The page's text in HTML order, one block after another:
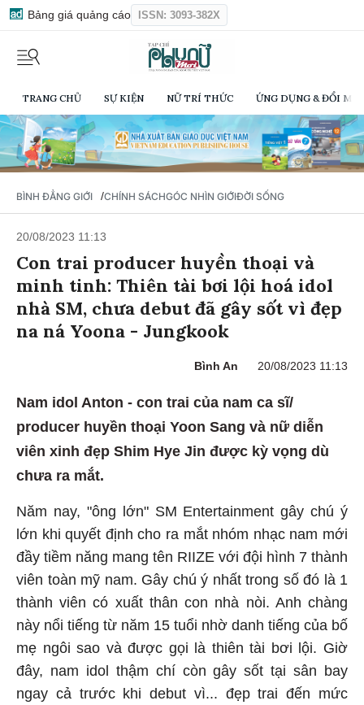
Bảng giá quảng cáo ISSN: 3093-382X
TRANG CHỦ SỰ KIỆN NỮ TRÍ THỨC ỨNG DỤNG & ĐỔI
BÌNH ĐẲNG GIỚI /CHÍNH SÁCHGÓC NHÌN GIỚIĐỜI SỐNG
20/08/2023 11:13
Con trai producer huyền thoại và
minh tinh: Thiên tài bơi lội hoá idol
nhà SM, chưa debut đã gây sốt vì đẹp
na ná Yoona - Jungkook
Bình An 20/08/2023 11:13
Nam idol Anton - con trai của nam ca sĩ/
producer huyền thoại Yoon Sang và nữ diễn
viên xinh đẹp Shim Hye Jin được kỳ vọng dù
chưa ra mắt.
Năm nay, "ông lớn" SM Entertainment gây chú ý
lớn khi quyết định cho ra mắt nhóm nhạc nam mới
đầy tiềm năng mang tên RIIZE với đội hình 7 thành
viên toàn mỹ nam. Gây chú ý nhất trong số đó là 1
thành viên có xuất thân con nhà nòi. Anh chàng
này nổi tiếng từ năm 15 tuổi nhờ danh tiếng của bố
mẹ ngôi sao và được gọi là thiên tài bơi lội. Giờ
đây, nam idol thậm chí còn gây sốt tại sân bay
ngay cả trước khi debut vì... đẹp trai đến mức